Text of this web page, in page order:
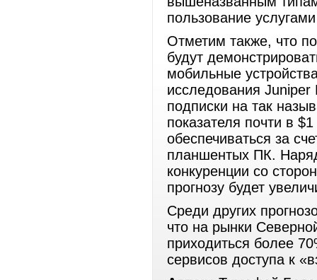
пользование
Отметим также, что
будут
мобильные
исследования
подписки на так
показателя почти в
обеспечиваться за
планшентых ПК.
конкуренции со
прогнозу будет
Среди других
что на рынки
приходиться более
сервисов доступа к